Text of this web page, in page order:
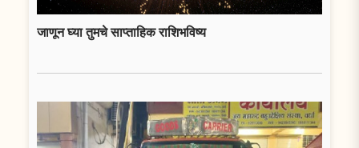
जाणून घ्या तुमचे साप्ताहिक राशिभविष्य